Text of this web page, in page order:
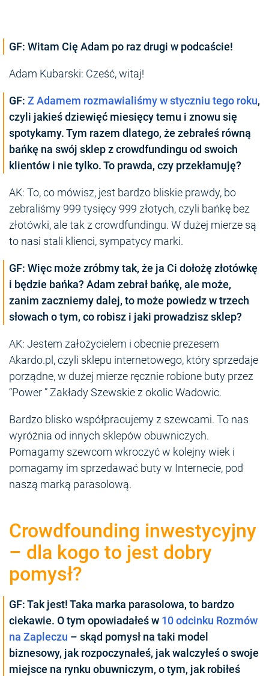
GF: Witam Cię Adam po raz drugi w podcaście!
Adam Kubarski: Cześć, witaj!
GF: Z Adamem rozmawialiśmy w styczniu tego roku,
czyli jakieś dziewięć miesięcy temu i znowu się
spotykamy. Tym razem dlatego, że zebrałeś równą
bańkę na swój sklep z crowdfundingu od swoich
klientów i nie tylko. To prawda, czy przekłamuję?
AK: To, co mówisz, jest bardzo bliskie prawdy, bo
zebraliśmy 999 tysięcy 999 złotych, czyli bańkę bez
złotówki, ale tak z crowdfundingu. W dużej mierze są
to nasi stali klienci, sympatycy marki.
GF: Więc może zróbmy tak, że ja Ci dołożę złotówkę
i będzie bańka? Adam zebrał bańkę, ale może,
zanim zaczniemy dalej, to może powiedz w trzech
słowach o tym, co robisz i jaki prowadzisz sklep?
AK: Jestem założycielem i obecnie prezesem
Akardo.pl, czyli sklepu internetowego, który sprzedaje
porządne, w dużej mierze ręcznie robione buty przez
“Power ” Zakłady Szewskie z okolic Wadowic.
Bardzo blisko współpracujemy z szewcami. To nas
wyróżnia od innych sklepów obuwniczych.
Pomagamy szewcom wkroczyć w kolejny wiek i
pomagamy im sprzedawać buty w Internecie, pod
naszą marką parasolową.
Crowdfounding inwestycyjny
– dla kogo to jest dobry
pomysł?
GF: Tak jest! Taka marka parasolowa, to bardzo
ciekawie. O tym opowiadałeś w 10 odcinku Rozmów
na Zapleczu – skąd pomysł na taki model
biznesowy, jak rozpoczynałeś, jak walczyłeś o swoje
miejsce na rynku obuwniczym, o tym, jak robiłeś